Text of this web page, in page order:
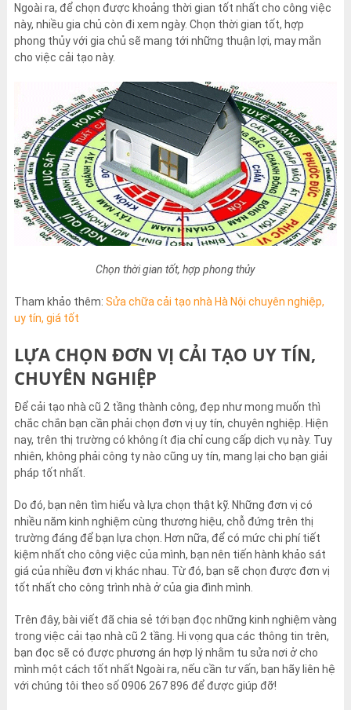
Ngoài ra, để chọn được khoảng thời gian tốt nhất cho công việc
này, nhiều gia chủ còn đi xem ngày. Chọn thời gian tốt, hợp
phong thủy với gia chủ sẽ mang tới những thuận lợi, may mắn
cho việc cải tạo này.
Chọn thời gian tốt, hợp phong thủy
Tham khảo thêm: Sửa chữa cải tạo nhà Hà Nội chuyên nghiệp,
uy tín, giá tốt
LỰA CHỌN ĐƠN VỊ CẢI TẠO UY TÍN,
CHUYÊN NGHIỆP
Để cải tạo nhà cũ 2 tầng thành công, đẹp như mong muốn thì
chắc chắn bạn cần phải chọn đơn vị uy tín, chuyên nghiệp. Hiện
nay, trên thị trường có không ít địa chỉ cung cấp dịch vụ này. Tuy
nhiên, không phải công ty nào cũng uy tín, mang lại cho bạn giải
pháp tốt nhất.
Do đó, bạn nên tìm hiểu và lựa chọn thật kỹ. Những đơn vị có
nhiều năm kinh nghiệm cùng thương hiệu, chỗ đứng trên thị
trường đáng để bạn lựa chọn. Hơn nữa, để có mức chi phí tiết
kiệm nhất cho công việc của mình, bạn nên tiến hành khảo sát
giá của nhiều đơn vị khác nhau. Từ đó, bạn sẽ chọn được đơn vị
tốt nhất cho công trình nhà ở của gia đình mình.
Trên đây, bài viết đã chia sẻ tới bạn đọc những kinh nghiệm vàng
trong việc cải tạo nhà cũ 2 tầng. Hi vọng qua các thông tin trên,
bạn đọc sẽ có được phương án hợp lý nhằm tu sửa nơi ở cho
mình một cách tốt nhất Ngoài ra, nếu cần tư vấn, bạn hãy liên hệ
với chúng tôi theo số 0906 267 896 để được giúp đỡ!